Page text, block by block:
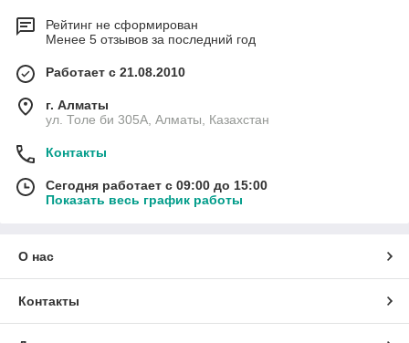
Рейтинг не сформирован
Менее 5 отзывов за последний год
Работает с 21.08.2010
г. Алматы
ул. Толе би 305А, Алматы, Казахстан
Контакты
Сегодня работает с 09:00 до 15:00
Показать весь график работы
О нас
Контакты